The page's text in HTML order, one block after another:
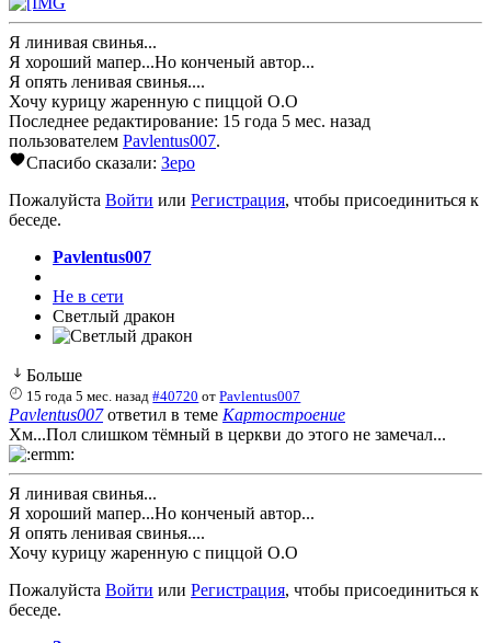
Я линивая свинья...
Я хороший мапер...Но конченый автор...
Я опять ленивая свинья....
Хочу курицу жаренную с пиццой О.О
Последнее редактирование: 15 года 5 мес. назад
пользователем Pavlentus007.
Спасибо сказали: Зеро
Пожалуйста Войти или Регистрация, чтобы присоединиться к
беседе.
Pavlentus007
Не в сети
Светлый дракон
Больше
15 года 5 мес. назад #40720 отPavlentus007
Pavlentus007ответил в теме Картостроение
Хм...Пол слишком тёмный в церкви до этого не замечал...
Я линивая свинья...
Я хороший мапер...Но конченый автор...
Я опять ленивая свинья....
Хочу курицу жаренную с пиццой О.О
Пожалуйста Войти или Регистрация, чтобы присоединиться к
беседе.